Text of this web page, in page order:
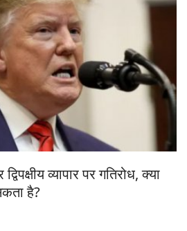
व्यापार पर गतिरोध, क्या
है?